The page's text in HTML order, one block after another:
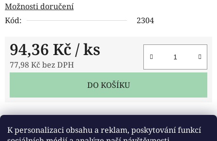
K personalizaci obsahu a reklam, poskytování funkcí
Možnosti doručení
Kód:
2304
94,36 Kč / ks
77,98 Kč bez DPH
DO KOŠÍKU